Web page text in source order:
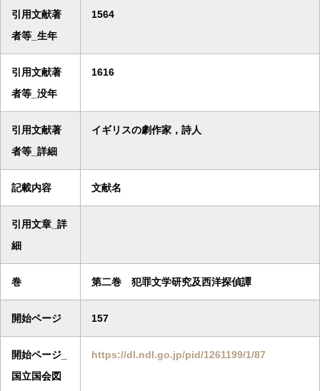
引用文献著
者等_生年
1564
引用文献著
者等_没年
1616
引用文献著
者等_詳細
イギリスの劇作家，詩人
記載内容 文献名
引用文章_詳
細
巻 第二巻 犯罪文学研究及西洋探偵譚
開始ページ 157
開始ページ_
国立国会図
https://dl.ndl.go.jp/pid/1261199/1/87